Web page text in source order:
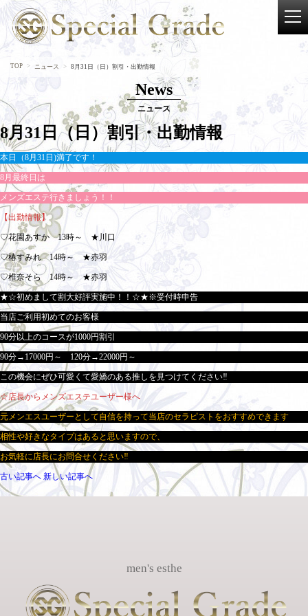
TOP ニュース 8月31日（日）割引・出勤情報
News
ニュース
8月31日（日）割引・出勤情報
本日（8月31日)満了です！
8月最終日は
メンズエステ行きましょう！！
【出勤情報】
♡花園あすか 13時～ ★川口
♡椿すみれ 14時～ ★赤羽
♡椎奈そら 14時～ ★赤羽
★☆初めまして割大好評実施中！！☆★※受付時申告
当店ご利用初めてのお客様
90分以上のコースが1000円割引
90分→17000円～ 120分→22000円～
この機会にぜひ可愛くて愛嬌のある推しを見つけてください‼
☆店長からメンズエステユーザー様へ
元メンエスユーザーとして自信を持って当店のセラピストをおすすめできます
相性や好きなタイプはあると思いますので、
お気軽に店長にお問合せください‼
古い記事へ 新しい記事へ
men's esthe